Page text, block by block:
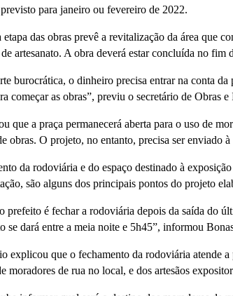
previsto para janeiro ou fevereiro de 2022.
das obras prevê a revitalização da área que
artesanato. A obra deverá estar concluída no fim
burocrática, o dinheiro precisa entrar na conta
começar as obras”, previu o secretário de Obras
que a praça permanecerá aberta para o uso de
obras. O projeto, no entanto, precisa ser enviado
da rodoviária e do espaço destinado à
são alguns dos principais pontos do projeto
prefeito é fechar a rodoviária depois da saída do
se dará entre a meia noite e 5h45”, informou
explicou que o fechamento da rodoviária atende
moradores de rua no local, e dos artesãos